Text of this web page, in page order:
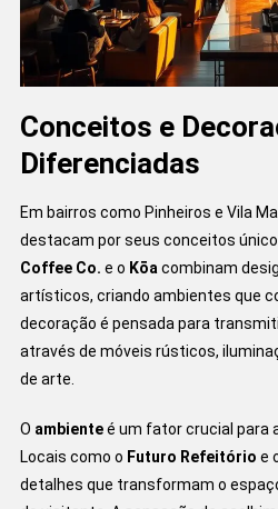
Conceitos e
Diferenciadas
Em bairros como Pinheiros e Vila
destacam por seus conceitos
Coffee Co. e o Kōa combinam
artísticos, criando ambientes que
decoração é pensada para
através de móveis rústicos,
de arte.
O ambienteé um fator crucial para
Locais como o Futuro Refeitório e
detalhes que transformam o